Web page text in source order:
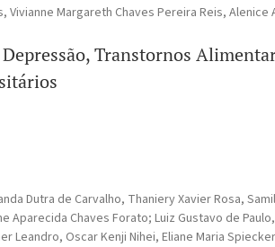
Margareth Chaves Pereira Reis, Alenice
Transtornos
Dutra de Carvalho, Thaniery Xavier Rosa,
Aparecida Chaves Forato; Luiz Gustavo de
Leandro, Oscar Kenji Nihei, Eliane Maria